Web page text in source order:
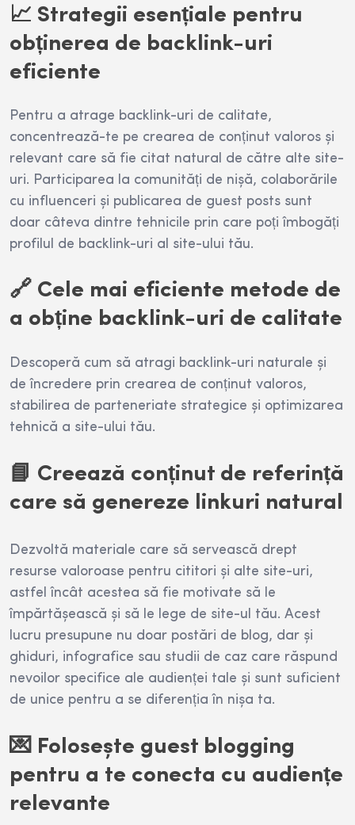
📈 Strategii esențiale pentru
obținerea de backlink-uri
eficiente
Pentru a atrage backlink-uri de calitate,
concentrează-te pe crearea de conținut valoros și
relevant care să fie citat natural de către alte site-
uri. Participarea la comunități de nișă, colaborările
cu influenceri și publicarea de guest posts sunt
doar câteva dintre tehnicile prin care poți îmbogăți
profilul de backlink-uri al site-ului tău.
🔗 Cele mai eficiente metode de
a obține backlink-uri de calitate
Descoperă cum să atragi backlink-uri naturale și
de încredere prin crearea de conținut valoros,
stabilirea de parteneriate strategice și optimizarea
tehnică a site-ului tău.
📘 Creează conținut de referință
care să genereze linkuri natural
Dezvoltă materiale care să servească drept
resurse valoroase pentru cititori și alte site-uri,
astfel încât acestea să fie motivate să le
împărtășească și să le lege de site-ul tău. Acest
lucru presupune nu doar postări de blog, dar și
ghiduri, infografice sau studii de caz care răspund
nevoilor specifice ale audienței tale și sunt suficient
de unice pentru a se diferenția în nișa ta.
💌 Folosește guest blogging
pentru a te conecta cu audiențe
relevante